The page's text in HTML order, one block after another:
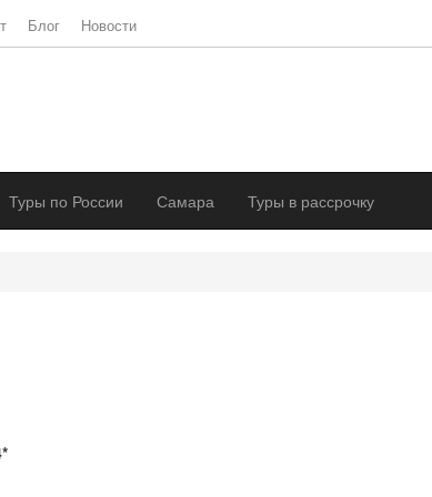
Блог Новости
Туры по России Самара Туры в рассрочку